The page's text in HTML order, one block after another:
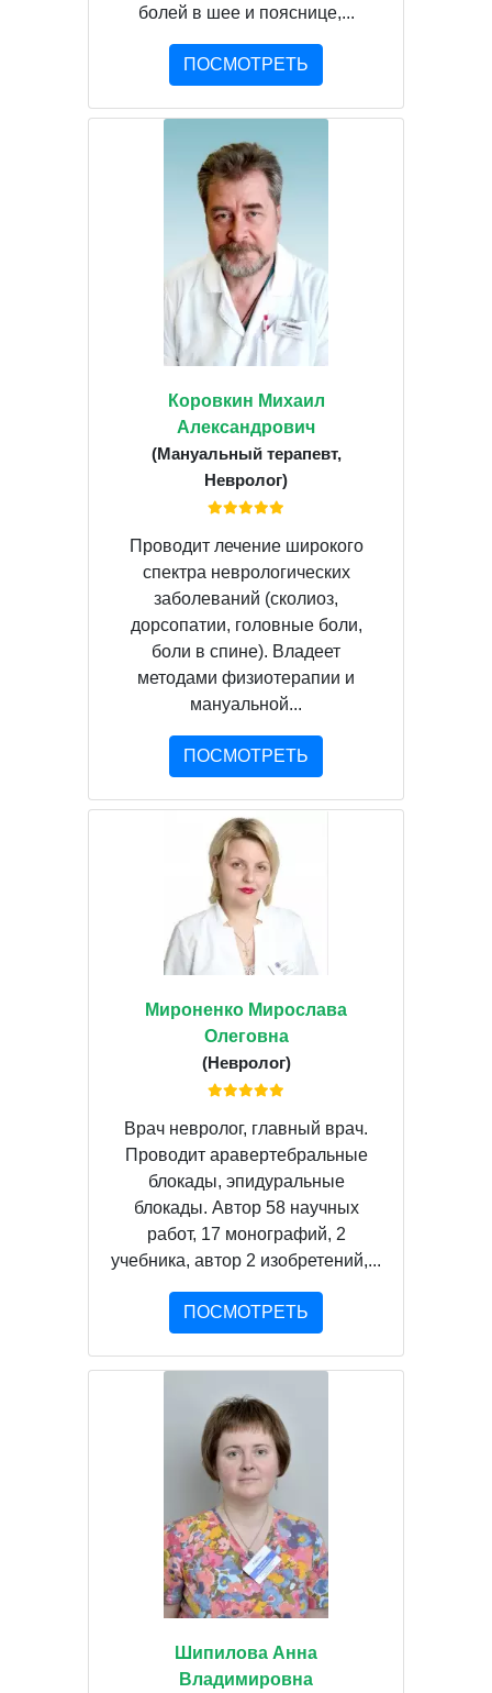
болей в шее и пояснице,...
ПОСМОТРЕТЬ
Коровкин Михаил
Александрович
(Мануальный терапевт,
Невролог)
Проводит лечение широкого
спектра неврологических
заболеваний (сколиоз,
дорсопатии, головные боли,
боли в спине). Владеет
методами физиотерапии и
мануальной...
ПОСМОТРЕТЬ
Мироненко Мирослава
Олеговна
(Невролог)
Врач невролог, главный врач.
Проводит аравертебральные
блокады, эпидуральные
блокады. Автор 58 научных
работ, 17 монографий, 2
учебника, автор 2 изобретений,...
ПОСМОТРЕТЬ
Шипилова Анна
Владимировна